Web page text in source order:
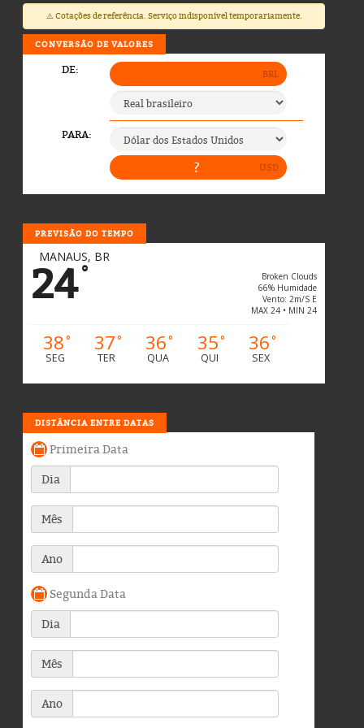
⚠️ Cotações de referência. Serviço indisponível temporariamente.
CONVERSÃO DE VALORES
PREVISÃO DO TEMPO
MANAUS, BR
24°
Broken Clouds
66% Humidade
Vento: 2m/s E
MAX 24 • MIN 24
38°
SEG
37°
TER
36°
QUA
35°
QUI
36°
SEX
DISTÂNCIA ENTRE DATAS